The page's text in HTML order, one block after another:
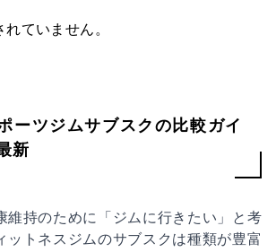
ていません。
ーツジムサブスクの比較ガイ
新
維持のために「ジムに行きたい」と考
ットネスジムのサブスクは種類が豊富